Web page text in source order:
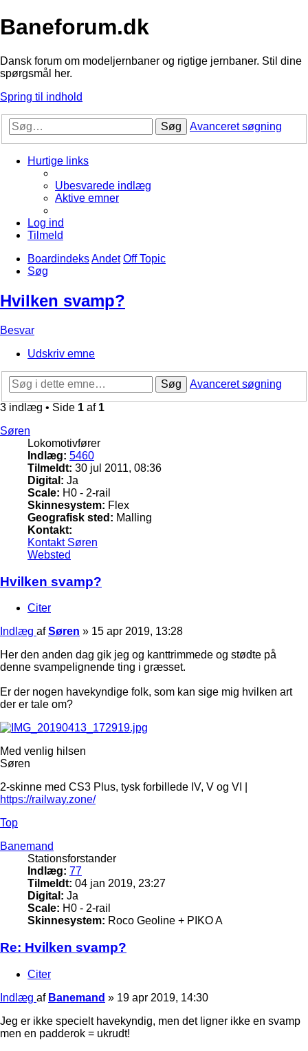
Baneforum.dk
Dansk forum om modeljernbaner og rigtige jernbaner. Stil dine
spørgsmål her.
Spring til indhold
Søg Avanceret søgning
Hurtige links
Ubesvarede indlæg
Aktive emner
Log ind
Tilmeld
BoardindeksAndet Off Topic
Søg
Hvilken svamp?
Besvar
Udskriv emne
Søg
Avanceret søgning
3 indlæg • Side 1 af 1
Søren
Lokomotivfører
Indlæg: 5460
Tilmeldt: 30 jul 2011, 08:36
Digital: Ja
Scale: H0 - 2-rail
Skinnesystem: Flex
Geografisk sted: Malling
Kontakt:
Kontakt Søren
Websted
Hvilken svamp?
Citer
Indlæg afSøren » 15 apr 2019, 13:28
Her den anden dag gik jeg og kanttrimmede og stødte på
denne svampelignende ting i græsset.
Er der nogen havekyndige folk, som kan sige mig hvilken art
der er tale om?
Med venlig hilsen
Søren
2-skinne med CS3 Plus, tysk forbillede IV, V og VI |
https://railway.zone/
Top
Banemand
Stationsforstander
Indlæg: 77
Tilmeldt: 04 jan 2019, 23:27
Digital: Ja
Scale: H0 - 2-rail
Skinnesystem: Roco Geoline + PIKO A
Re: Hvilken svamp?
Citer
Indlæg af Banemand » 19 apr 2019, 14:30
Jeg er ikke specielt havekyndig, men det ligner ikke en svamp
men en padderok = ukrudt!